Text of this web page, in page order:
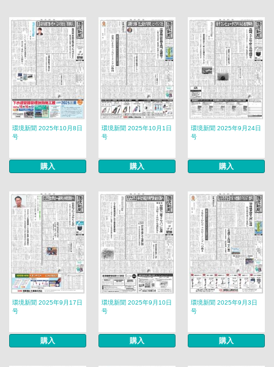
環境新聞 2025年10月8日
号
購入
環境新聞 2025年10月1日
号
購入
環境新聞 2025年9月24日
号
購入
環境新聞 2025年9月17日
号
購入
環境新聞 2025年9月10日
号
購入
環境新聞 2025年9月3日
号
購入